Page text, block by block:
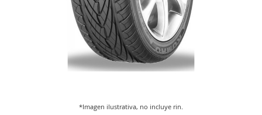
*Imagen ilustrativa, no incluye rin.